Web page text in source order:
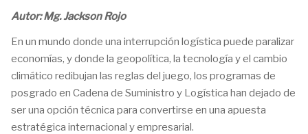
Autor: Mg. Jackson Rojo
En un mundo donde una interrupción logística puede paralizar
economías, y donde la geopolítica, la tecnología y el cambio
climático redibujan las reglas del juego, los programas de
posgrado en Cadena de Suministro y Logística han dejado de
ser una opción técnica para convertirse en una apuesta
estratégica internacional y empresarial.